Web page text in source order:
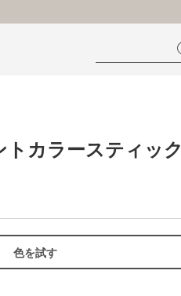
カラースティック
色を試す